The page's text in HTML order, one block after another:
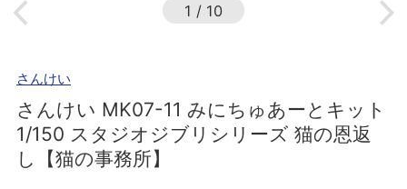
1 / 10
さんけい
さんけい MK07-11 みにちゅあーとキット
1/150 スタジオジブリシリーズ 猫の恩返
し【猫の事務所】